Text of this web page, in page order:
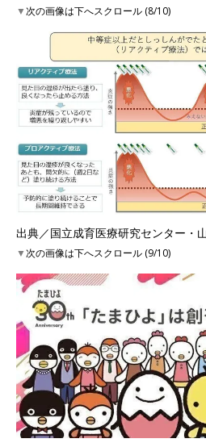
▼次の画像は下へスクロール (8/10)
出典／国立成育医療研究センター・
▼次の画像は下へスクロール (9/10)